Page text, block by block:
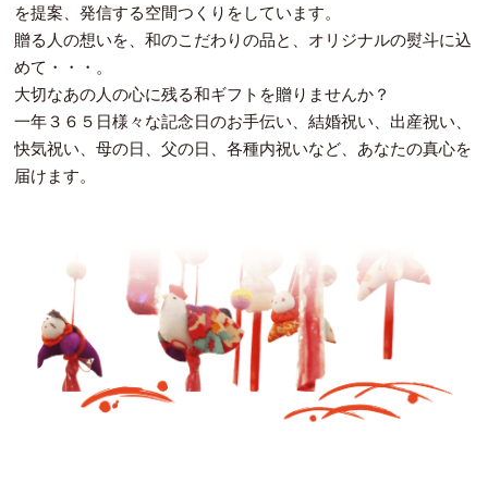
を提案、発信する空間つくりをしています。
贈る人の想いを、和のこだわりの品と、オリジナルの熨斗に込
めて・・・。
大切なあの人の心に残る和ギフトを贈りませんか？
一年３６５日様々な記念日のお手伝い、結婚祝い、出産祝い、
快気祝い、母の日、父の日、各種内祝いなど、あなたの真心を
届けます。